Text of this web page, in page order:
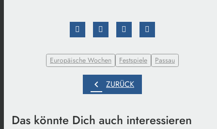
Europäische Wochen Festspiele Passau
chevron_left ZURÜCK
Das könnte Dich auch interessieren